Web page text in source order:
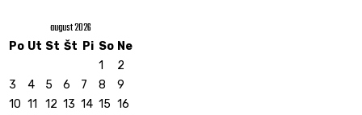
august 2026
Po Ut St Št Pi So Ne
1
2
3
4 5 6 7 8
9
10 11 12 13 14 15 16